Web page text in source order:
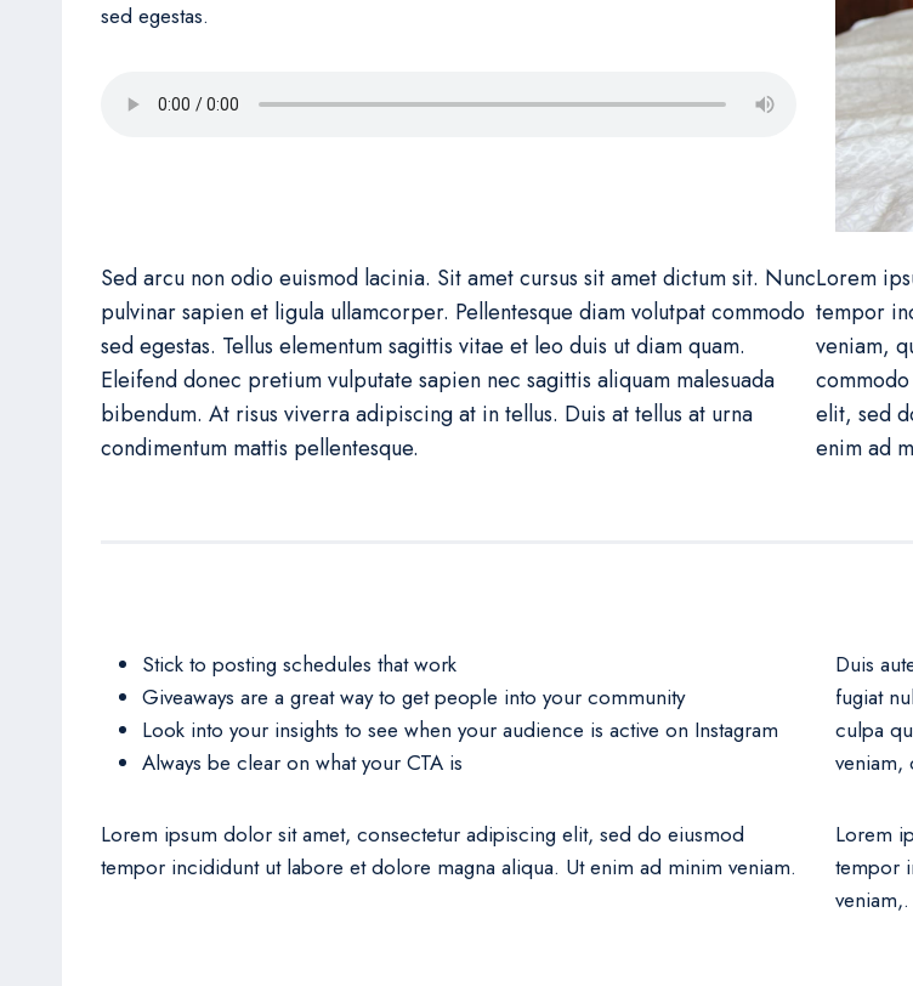
sed egestas.
Sed arcu non odio euismod lacinia. Sit amet cursus sit amet dictum sit. Nunc
pulvinar sapien et ligula ullamcorper. Pellentesque diam volutpat commodo
sed egestas. Tellus elementum sagittis vitae et leo duis ut diam quam.
Eleifend donec pretium vulputate sapien nec sagittis aliquam malesuada
bibendum. At risus viverra adipiscing at in tellus. Duis at tellus at urna
condimentum mattis pellentesque.
Lorem
tempor
veniam,
elit, sed
enim ad
Stick to posting schedules that work
Giveaways are a great way to get people into your community
Look into your insights to see when your audience is active on Instagram
Always be clear on what your CTA is
Lorem ipsum dolor sit amet, consectetur adipiscing elit, sed do eiusmod
tempor incididunt ut labore et dolore magna aliqua. Ut enim ad minim veniam.
Duis
fugiat
culpa
veniam,
Lorem
tempor
veniam,.